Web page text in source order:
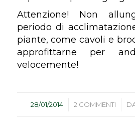
Attenzione! Non
periodo di
piante, come cavoli e
approfittarne per
velocemente!
28/01/2014
/ 2 COMMENTI
/